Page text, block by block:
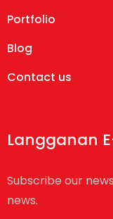
Portfolio
Blog
Contact us
Langganan
Subscribe our
news.